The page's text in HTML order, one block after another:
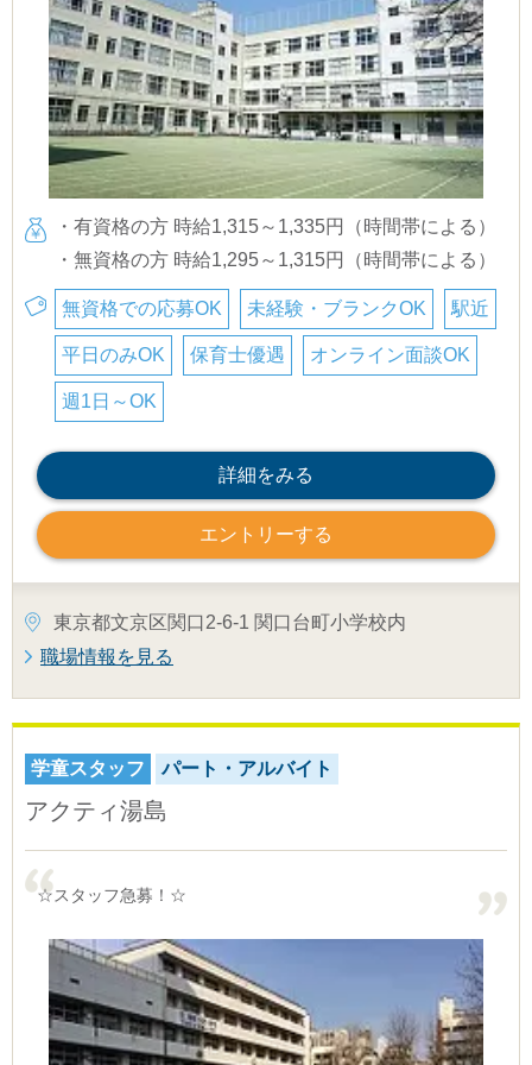
・有資格の方 時給1,315～1,335円（時間帯による）
・無資格の方 時給1,295～1,315円（時間帯による）
無資格での応募OK 未経験・ブランクOK 駅近
平日のみOK 保育士優遇 オンライン面談OK
週1日～OK
詳細をみる
エントリーする
東京都文京区関口2-6-1 関口台町小学校内
職場情報を見る
学童スタッフ パート・アルバイト
アクティ湯島
☆スタッフ急募！☆